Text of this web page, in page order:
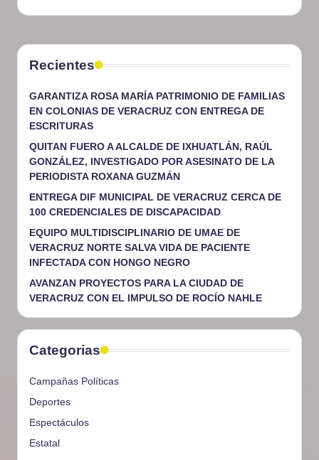
Recientes
GARANTIZA ROSA MARÍA PATRIMONIO DE FAMILIAS
EN COLONIAS DE VERACRUZ CON ENTREGA DE
ESCRITURAS
QUITAN FUERO A ALCALDE DE IXHUATLÁN, RAÚL
GONZÁLEZ, INVESTIGADO POR ASESINATO DE LA
PERIODISTA ROXANA GUZMÁN
ENTREGA DIF MUNICIPAL DE VERACRUZ CERCA DE
100 CREDENCIALES DE DISCAPACIDAD
EQUIPO MULTIDISCIPLINARIO DE UMAE DE
VERACRUZ NORTE SALVA VIDA DE PACIENTE
INFECTADA CON HONGO NEGRO
AVANZAN PROYECTOS PARA LA CIUDAD DE
VERACRUZ CON EL IMPULSO DE ROCÍO NAHLE
Categorias
Campañas Políticas
Deportes
Espectáculos
Estatal